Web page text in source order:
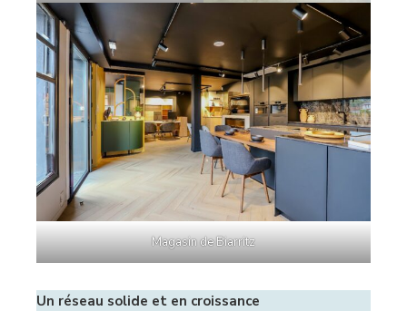
Magasin de Biarritz
Un réseau solide et en croissance